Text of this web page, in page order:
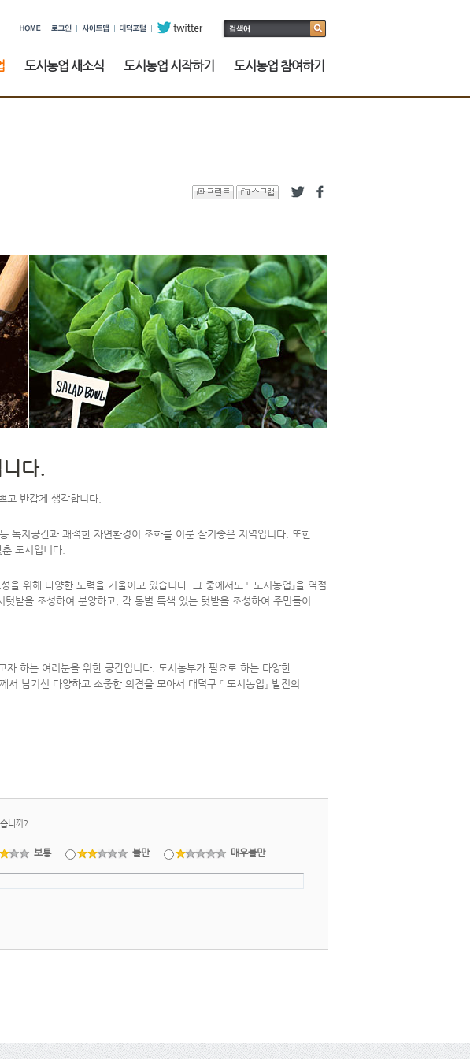
도시농업 새소식 도시농업 시작하기 도시농업 참여하기
다.
고 반갑게 생각합니다.
녹지공간과 쾌적한 자연환경이 조화를 이룬 살기좋은 지역입니다. 또한
도시입니다.
을 위해 다양한 노력을 기울이고 있습니다. 그 중에서도 『 도시농업』을 역점
밭을 조성하여 분양하고, 각 동별 특색 있는 텃밭을 조성하여 주민들이
자 하는 여러분을 위한 공간입니다. 도시농부가 필요로 하는 다양한
남기신 다양하고 소중한 의견을 모아서 대덕구 『 도시농업』 발전의
니까?
보통 불만 매우불만